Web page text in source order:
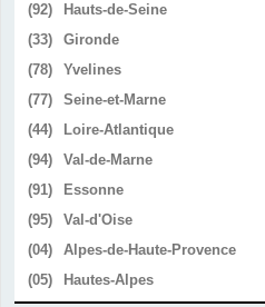
(92)
Hauts-de-Seine
(33)
Gironde
(78)
Yvelines
(77)
Seine-et-Marne
(44)
Loire-Atlantique
(94)
Val-de-Marne
(91)
Essonne
(95)
Val-d'Oise
(04)
Alpes-de-Haute-Provence
(05)
Hautes-Alpes